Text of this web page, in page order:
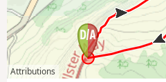
Attributions